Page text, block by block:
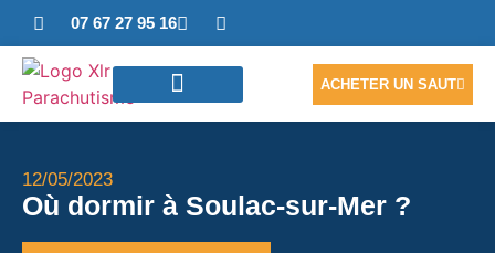
07 67 27 95 16
ACHETER UN SAUT
12/05/2023
Où dormir à Soulac-sur-Mer ?